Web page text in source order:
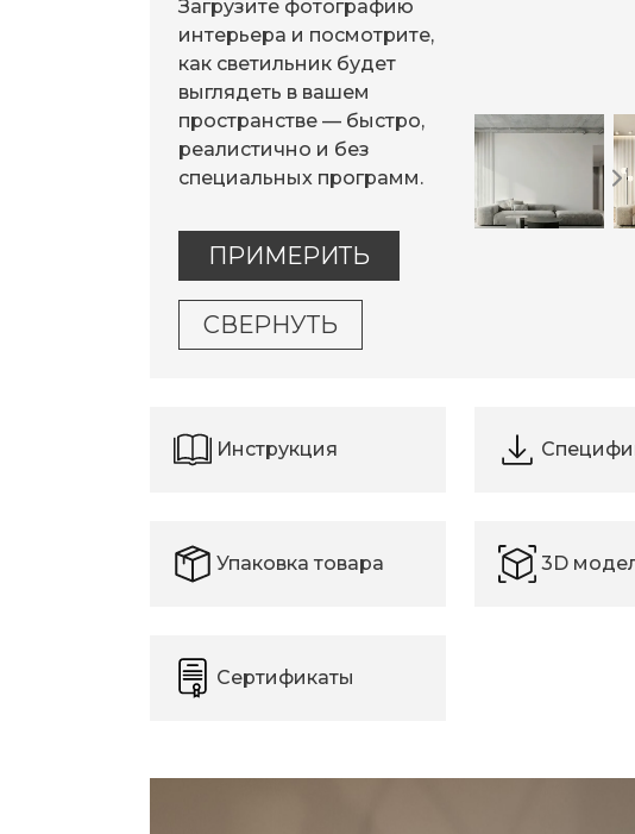
Загрузите фотографию
интерьера и посмотрите,
как светильник будет
выглядеть в вашем
пространстве — быстро,
реалистично и без
специальных программ.
ПРИМЕРИТЬ
СВЕРНУТЬ
Инструкция
Упаковка товара 3D
Сертификаты